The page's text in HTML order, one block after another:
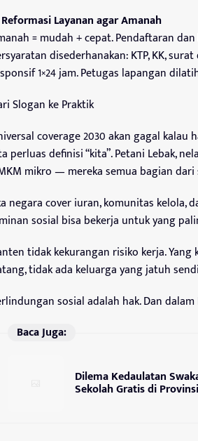
Layanan agar Amanah
= mudah + cepat. Pendaftaran
disederhanakan: KTP, KK,
1×24 jam. Petugas lapangan
Slogan ke Praktik
coverage 2030 akan gagal
perluas definisi “kita”. Petani Lebak,
mikro — mereka semua bagian
negara cover iuran, komunitas kelola,
sosial bisa bekerja untuk yang
tidak kekurangan risiko kerja.
tidak ada keluarga yang jatuh
sosial adalah hak. Dan
Baca Juga:
Dilema Kedaulatan
Sekolah Gratis di